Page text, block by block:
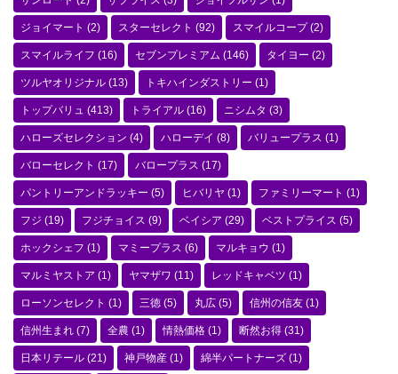
ジョイマート (2) スターセレクト (92) スマイルコープ(2)
スマイルライフ (16) セブンプレミアム (146) タイヨー (2)
ツルヤオリジナル (13) トキハインダストリー (1)
トップバリュ (413) トライアル (16) ニシムタ (3)
ハローズセレクション (4) ハローデイ (8) バリュープラス (1)
バローセレクト (17) バロープラス (17)
パントリーアンドラッキー (5) ヒバリヤ (1) ファミリーマート (1)
フジ (19) フジチョイス (9) ベイシア (29) ベストプライス (5)
ホックシェフ (1) マミープラス (6) マルキョウ (1)
マルミヤストア (1) ヤマザワ (11) レッドキャベツ (1)
ローソンセレクト (1) 三徳 (5) 丸広 (5) 信州の信友 (1)
信州生まれ (7) 全農 (1) 情熱価格 (1) 断然お得 (31)
日本リテール (21) 神戸物産 (1) 綿半パートナーズ (1)